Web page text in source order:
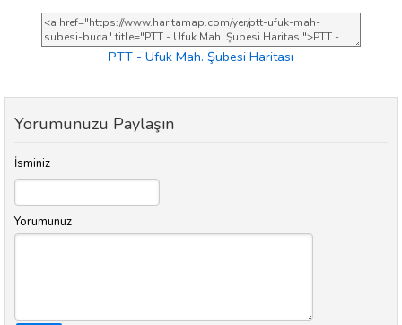
PTT - Ufuk Mah. Şubesi Haritası
Yorumunuzu Paylaşın
İsminiz
Yorumunuz